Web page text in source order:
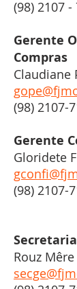
(98) 2107 -
Gerente
Compras
Claudiane
(98) 2107-
Gerente
Gloridete
(98) 2107-
Rouz